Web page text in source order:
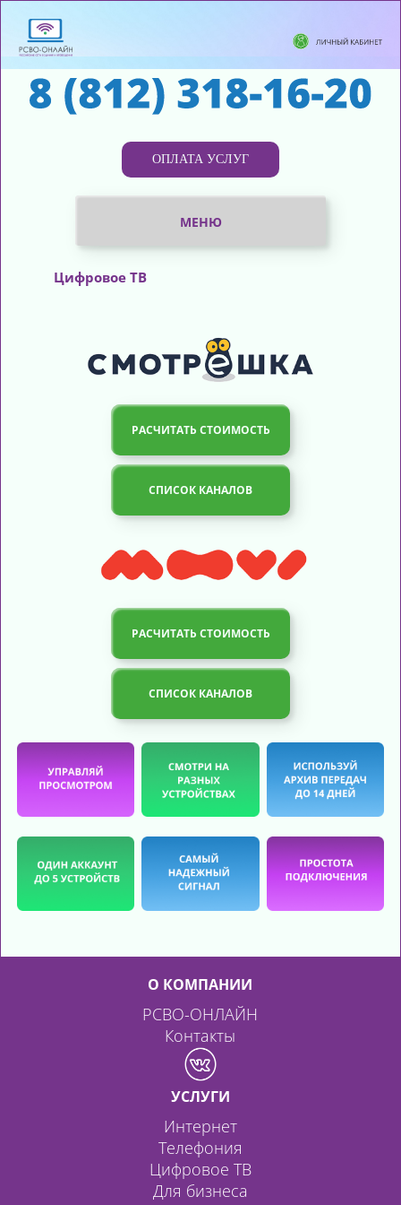
ОПЛАТА УСЛУГ
МЕНЮ
ТЕЛЕФОНИЯ
АКЦИИ
ДЛЯ БИЗНЕСА
Цифровое ТВ
РАСЧИТАТЬ СТОИМОСТЬ
СПИСОК КАНАЛОВ
РАСЧИТАТЬ СТОИМОСТЬ
СПИСОК КАНАЛОВ
О КОМПАНИИ
РСВО-ОНЛАЙН
Контакты
УСЛУГИ
Интернет
Телефония
Цифровое ТВ
Для бизнеса